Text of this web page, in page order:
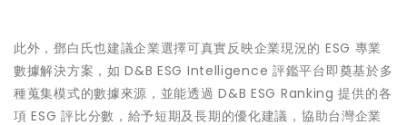
此外，鄧白氏也建議企業選擇可真實反映企業現況的 ESG 專業
數據解決方案，如 D&B ESG Intelligence 評鑑平台即奠基於多
種蒐集模式的數據來源，並能透過 D&B ESG Ranking 提供的各
項 ESG 評比分數，給予短期及長期的優化建議，協助台灣企業